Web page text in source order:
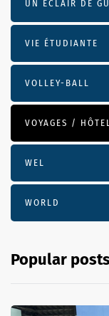
UN ÉCLAIR DE
VIE ÉTUDIANTE
VOLLEY-BALL
VOYAGES /
WEL
WORLD
Popular